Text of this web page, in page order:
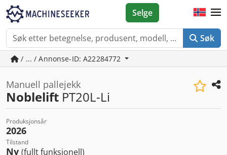
Søk
Selge
/ ... / Annonse-ID: A22284772
Manuell pallejekk
Noblelift PT20L-Li
Produksjonsår
2026
Tilstand
Ny (fullt funksjonell)